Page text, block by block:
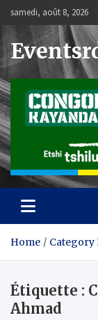
content
samedi, août 8, 2026
Home Category
Étiquette :
Ahmad